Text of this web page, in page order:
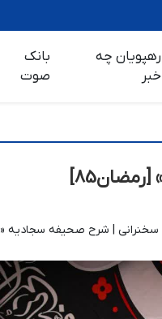
رهپویان چه
خبر
بانک
صوت
سخنرانی | شرح صحیفه سجادیه «15» [رمضان85]